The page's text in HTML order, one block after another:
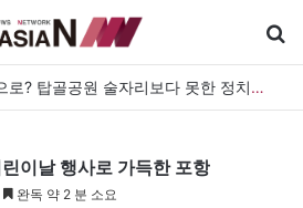
폐버스를 청년주택으로? 탑골공원 술자리보다 못한 정치의 상상력
이날 행사로 가득한 포항
완독 약 2 분 소요